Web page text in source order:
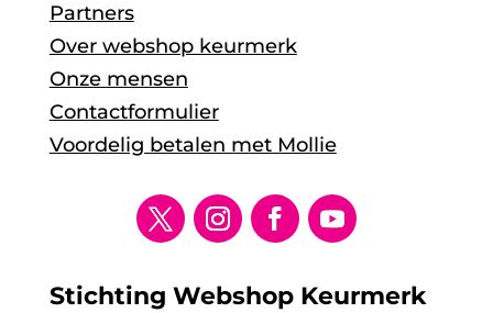
Partners
Over webshop keurmerk
Onze mensen
Contactformulier
Voordelig betalen met Mollie
Stichting Webshop Keurmerk